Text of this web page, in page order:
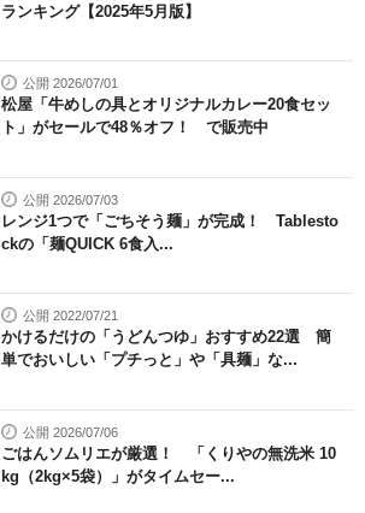
ランキング【2025年5月版】
公開 2026/07/01
松屋「牛めしの具とオリジナルカレー20食セッ
ト」がセールで48％オフ！ で販売中
公開 2026/07/03
レンジ1つで「ごちそう麺」が完成！ Tablesto
ckの「麺QUICK 6食入...
公開 2022/07/21
かけるだけの「うどんつゆ」おすすめ22選 簡
単でおいしい「プチっと」や「具麺」な...
公開 2026/07/06
ごはんソムリエが厳選！ 「くりやの無洗米 10
kg（2kg×5袋）」がタイムセー...